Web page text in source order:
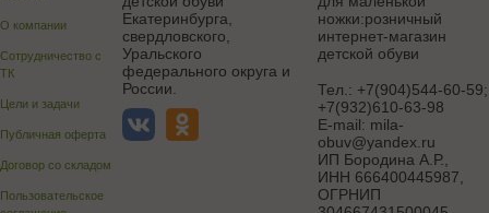
О компании
Сотрудничество с
ТК
Цели и задачи
Публичная оферта
Договор со складом
Пользовательское
Екатеринбурга,
свердловского,
Уральского
федерального округа и
России.
ножки:розничный
интернет-магазин
детской обуви
Тел.: +7(904)544-60-59;
+7(932)610-63-98
E-mail: mila-
obuv@yandex.ru
ИП Бородина А.Р.
ИНН 666400445987,
ОГРНИП